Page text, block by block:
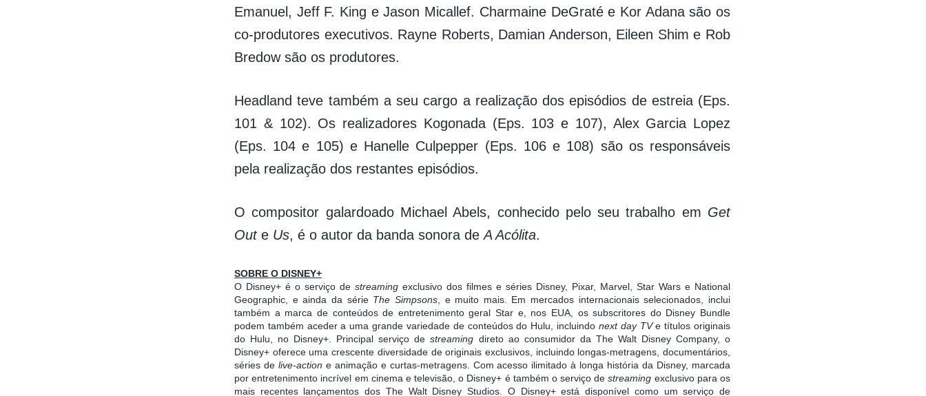
Emanuel, Jeff F. King e Jason Micallef. Charmaine DeGraté e Kor Adana são os
co-produtores executivos. Rayne Roberts, Damian Anderson, Eileen Shim e Rob
Bredow são os produtores.
Headland teve também a seu cargo a realização dos episódios de estreia (Eps.
101 & 102). Os realizadores Kogonada (Eps. 103 e 107), Alex Garcia Lopez
(Eps. 104 e 105) e Hanelle Culpepper (Eps. 106 e 108) são os responsáveis
pela realização dos restantes episódios.
O compositor galardoado Michael Abels, conhecido pelo seu trabalho em Get
Oute Us, é o autor da banda sonora de A Acólita.
SOBRE O DISNEY+
O Disney+ é o serviço de streaming exclusivo dos filmes e séries Disney, Pixar, Marvel, Star Wars e National
Geographic, e ainda da série The Simpsons, e muito mais. Em mercados internacionais selecionados, inclui
também a marca de conteúdos de entretenimento geral Star e, nos EUA, os subscritores do Disney Bundle
podem também aceder a uma grande variedade de conteúdos do Hulu, incluindo next day TVe títulos originais
do Hulu, no Disney+. Principal serviço destreaming direto ao consumidor da The Walt Disney Company, o
Disney+ oferece uma crescente diversidade de originais exclusivos, incluindo longas-metragens, documentários,
séries de live-action e animação e curtas-metragens. Com acesso ilimitado à longa história da Disney, marcada
por entretenimento incrível em cinema e televisão, o Disney+ é também o serviço destreaming exclusivo para os
mais recentes lançamentos dos The Walt Disney Studios. O Disney+ está disponível como um serviço de